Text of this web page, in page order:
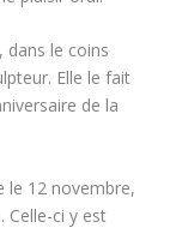
dans le coins
Elle le fait
de la
le 12 novembre,
Celle-ci y est